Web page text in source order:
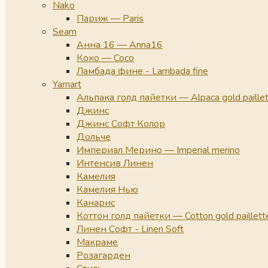
Nako
Париж — Paris
Seam
Анна 16 — Anna16
Коко — Coco
Ламбада фине - Lambada fine
Yarnart
Альпака голд пайетки — Alpaca gold
Джинс
Джинс Софт Колор
Дольче
Империал Мерино — Imperial merino
Интенсив Линен
Камелия
Камелия Нью
Канарис
Коттон голд пайетки — Cotton gold
Линен Софт - Linen Soft
Макраме
Розагарден